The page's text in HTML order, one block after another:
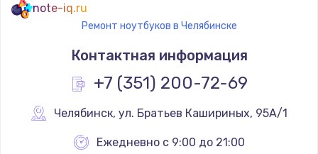
note-iq.ru
Ремонт ноутбуков в Челябинске
Контактная информация
+7 (351) 200-72-69
Челябинск, ул. Братьев Кашириных, 95А/1
Ежедневно с 9:00 до 21:00